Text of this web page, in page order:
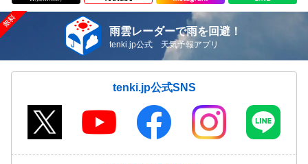
雨雲レーダーで雨を回避！
tenki.jp公式 天気予報アプリ
tenki.jp公式SNS